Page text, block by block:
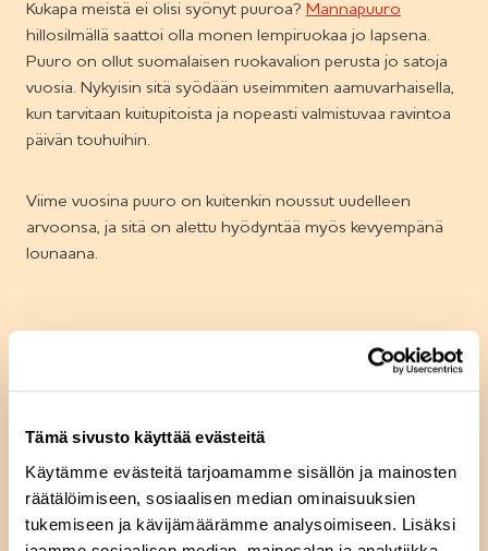
Tämä sivusto käyttää evästeitä
Käytämme evästeitä tarjoamamme sisällön ja mainosten
räätälöimiseen, sosiaalisen median ominaisuuksien
tukemiseen ja kävijämäärämme analysoimiseen. Lisäksi
Kukapa meistä ei olisi syönyt puuroa? Mannapuuro
hillosilmällä saattoi olla monen lempiruokaa jo lapsena.
Puuro on ollut suomalaisen ruokavalion perusta jo satoja
vuosia. Nykyisin sitä syödään useimmiten aamuvarhaisella,
kun tarvitaan kuitupitoista ja nopeasti valmistuvaa ravintoa
päivän touhuihin.
Viime vuosina puuro on kuitenkin noussut uudelleen
arvoonsa, ja sitä on alettu hyödyntää myös kevyempänä
lounaana.
Puuro on maistuva ja terveellinen
Puuro on maistuva ja terveellinen valinta koko perheelle.
Sitä voi nauttia yhdessä, ja se sopii hyvin myös kiireiselle
arjelle. Saarioisten valmispuurot
ovat nopeita ja helppoja
valmistaa, ja niitä saa myös kätevän kokoisissa
pakkauksissa. Esimerkiksi lisäaineeton
Ohrapuuro